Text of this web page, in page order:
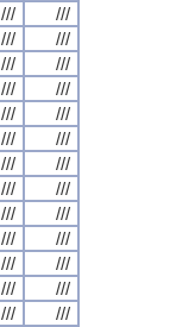
///
///
///
///
///
///
///
///
///
///
///
///
///
///
///
///
///
///
///
///
///
///
///
///
/// ///